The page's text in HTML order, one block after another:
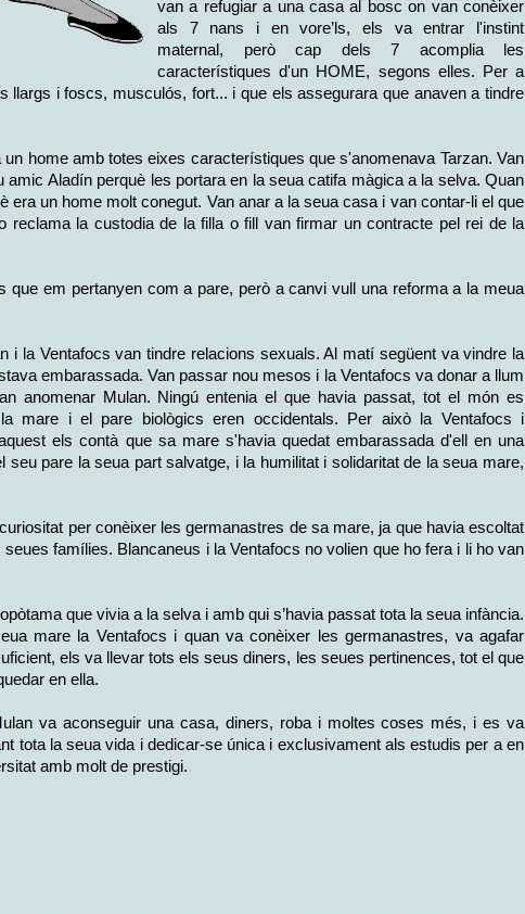
van a refugiar a una casa al bosc on van conèixer
als 7 nans i en vore’ls, els va entrar l'instint
maternal, però cap dels 7 acomplia les
característiques d'un HOME, segons elles. Per a
llargs i foscs, musculós, fort... i que els assegurara que anaven a tindre
home amb totes eixes característiques que s'anomenava Tarzan. Van
Aladín perquè les portara en la seua catifa màgica a la selva. Quan
era un home molt conegut. Van anar a la seua casa i van contar-li el que
reclama la custodia de la filla o fill van firmar un contracte pel rei de la
que em pertanyen com a pare, però a canvi vull una reforma a la meua
i la Ventafocs van tindre relacions sexuals. Al matí següent va vindre la
embarassada. Van passar nou mesos i la Ventafocs va donar a llum
anomenar Mulan. Ningú entenia el que havia passat, tot el món es
mare i el pare biològics eren occidentals. Per això la Ventafocs i
els contà que sa mare s'havia quedat embarassada d'ell en una
seu pare la seua part salvatge, i la humilitat i solidaritat de la seua mare,
per conèixer les germanastres de sa mare, ja que havia escoltat
famílies. Blancaneus i la Ventafocs no volien que ho fera i li ho van
que vivia a la selva i amb qui s’havia passat tota la seua infància.
mare la Ventafocs i quan va conèixer les germanastres, va agafar
els va llevar tots els seus diners, les seues pertinences, tot el que
en ella.
va aconseguir una casa, diners, roba i moltes coses més, i es va
tota la seua vida i dedicar-se única i exclusivament als estudis per a en
amb molt de prestigi.